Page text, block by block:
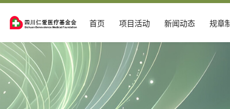
首页 项目活动 新闻动态 规章